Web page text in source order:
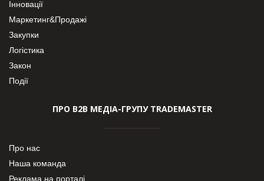
Інновації
Маркетинг&Продажі
Закупки
Логістика
Закон
Події
ПРО В2В МЕДІА-ГРУПУ TRADEMASTER
Про нас
Наша команда
Реклама на порталі